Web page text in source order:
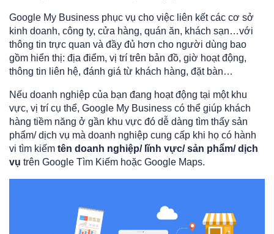
Google My Business phục vụ cho việc liên kết các cơ sở
kinh doanh, công ty, cửa hàng, quán ăn, khách sạn…với
thông tin trực quan và đầy đủ hơn cho người dùng bao
gồm hiển thị: địa điểm, vị trí trên bản đồ, giờ hoạt động,
thông tin liên hệ, đánh giá từ khách hàng, đặt bàn…
Nếu doanh nghiệp của bạn đang hoạt động tại một khu
vực, vị trí cụ thể, Google My Business có thể giúp khách
hàng tiềm năng ở gần khu vực đó dễ dàng tìm thấy sản
phẩm/ dịch vụ mà doanh nghiệp cung cấp khi họ có hành
vi tìm kiếm tên doanh nghiệp/ lĩnh vực/ sản phẩm/ dịch
vụ trên Google Tìm Kiếm hoặc Google Maps.